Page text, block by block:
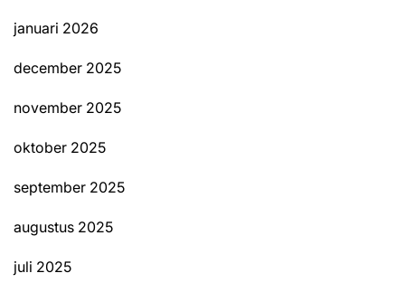
januari 2026
december 2025
november 2025
oktober 2025
september 2025
augustus 2025
juli 2025